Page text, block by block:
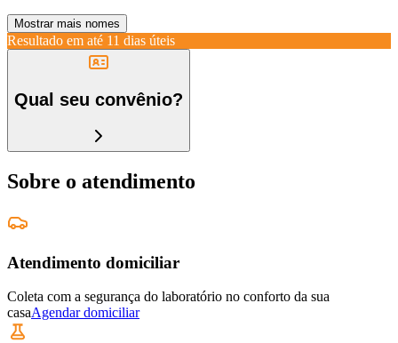
Mostrar mais nomes
Resultado em até 11 dias úteis
Qual seu convênio?
Sobre o atendimento
Atendimento domiciliar
Coleta com a segurança do laboratório no conforto da sua
casaAgendar domiciliar